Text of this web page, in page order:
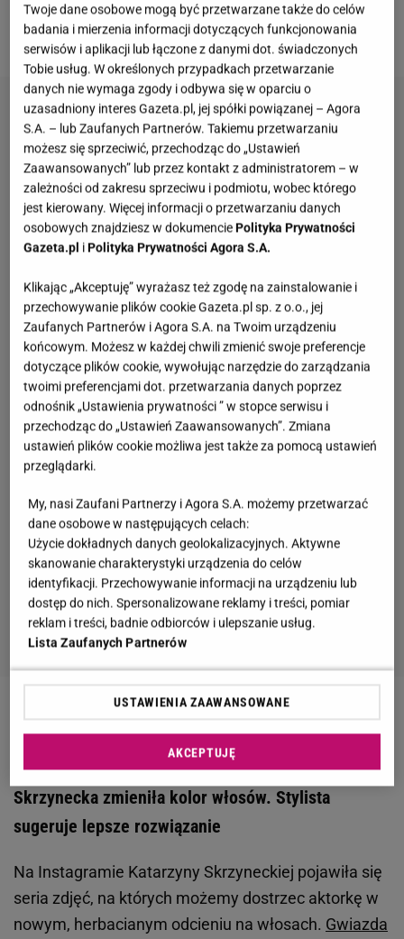
opinię na temat nowej fryzury Katarzyny
Skrzyneckiej poprosiliśmy eksperta.
Zobacz wideoSkrzynecka o przyjaźniach w show-
biznesie. Ma gorzkie wnioski
Skrzynecka zmieniła kolor włosów. Stylista
sugeruje lepsze rozwiązanie
Na Instagramie Katarzyny Skrzyneckiej pojawiła się
seria zdjęć, na których możemy dostrzec aktorkę w
nowym, herbacianym odcieniu na włosach. Gwiazda
Twoje dane osobowe mogą być przetwarzane także do celów
badania i mierzenia informacji dotyczących funkcjonowania
serwisów i aplikacji lub łączone z danymi dot. świadczonych
Tobie usług. W określonych przypadkach przetwarzanie
danych nie wymaga zgody i odbywa się w oparciu o
uzasadniony interes Gazeta.pl, jej spółki powiązanej – Agora
S.A. – lub Zaufanych Partnerów. Takiemu przetwarzaniu
możesz się sprzeciwić, przechodząc do „Ustawień
Zaawansowanych” lub przez kontakt z administratorem – w
zależności od zakresu sprzeciwu i podmiotu, wobec którego
jest kierowany. Więcej informacji o przetwarzaniu danych
osobowych znajdziesz w dokumencie Polityka Prywatności
Gazeta.pl i Polityka Prywatności Agora S.A.
Klikając „Akceptuję” wyrażasz też zgodę na zainstalowanie i
przechowywanie plików cookie Gazeta.pl sp. z o.o., jej
Zaufanych Partnerów i Agora S.A. na Twoim urządzeniu
końcowym. Możesz w każdej chwili zmienić swoje preferencje
dotyczące plików cookie, wywołując narzędzie do zarządzania
twoimi preferencjami dot. przetwarzania danych poprzez
odnośnik „Ustawienia prywatności ” w stopce serwisu i
przechodząc do „Ustawień Zaawansowanych”. Zmiana
ustawień plików cookie możliwa jest także za pomocą ustawień
przeglądarki.
My, nasi Zaufani Partnerzy i Agora S.A. możemy przetwarzać
dane osobowe w następujących celach:
Użycie dokładnych danych geolokalizacyjnych. Aktywne
skanowanie charakterystyki urządzenia do celów
identyfikacji. Przechowywanie informacji na urządzeniu lub
dostęp do nich. Spersonalizowane reklamy i treści, pomiar
reklam i treści, badnie odbiorców i ulepszanie usług.
Lista Zaufanych Partnerów
USTAWIENIA ZAAWANSOWANE
AKCEPTUJĘ